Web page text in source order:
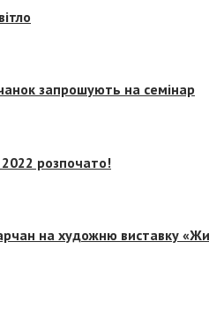
запрошують на семінар
2022 розпочато!
на художню виставку